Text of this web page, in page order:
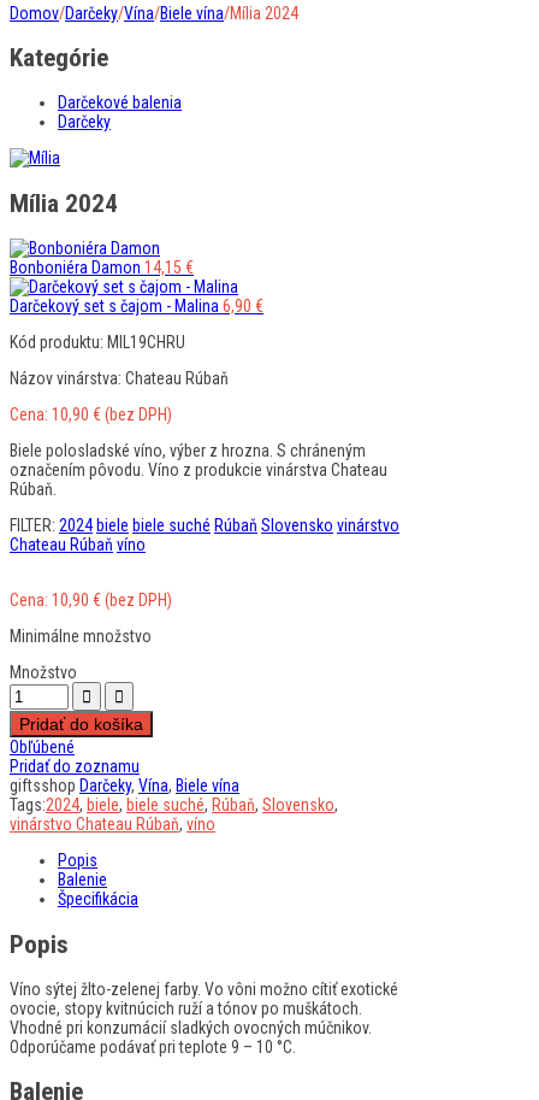
Domov/Darčeky/Vína/Biele vína/Mília 2024
Kategórie
Darčekové balenia
Darčeky
Mília 2024
Bonboniéra Damon 14,15 €
Darčekový set s čajom - Malina 6,90 €
Kód produktu: MIL19CHRU
Názov vinárstva: Chateau Rúbaň
Cena: 10,90 €(bez DPH)
Biele polosladské víno, výber z hrozna. S chráneným
označením pôvodu. Víno z produkcie vinárstva Chateau
Rúbaň.
FILTER: 2024 biele biele suché Rúbaň Slovensko vinárstvo
Chateau Rúbaň víno
Cena: 10,90 €(bez DPH)
Minimálne množstvo
Množstvo
Pridať do košíka
Obľúbené
Pridať do zoznamu
giftsshop Darčeky, Vína, Biele vína
Tags:2024, biele, biele suché, Rúbaň, Slovensko,
vinárstvo Chateau Rúbaň, víno
Popis
Balenie
Špecifikácia
Popis
Víno sýtej žlto-zelenej farby. Vo vôni možno cítiť exotické
ovocie, stopy kvitnúcich ruží a tónov po muškátoch.
Vhodné pri konzumácií sladkých ovocných múčnikov.
Odporúčame podávať pri teplote 9 – 10 °C.
Balenie